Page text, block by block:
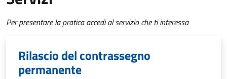
Per presentare la pratica accedi al servizio che ti interessa
Rilascio del contrassegno
permanente